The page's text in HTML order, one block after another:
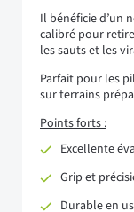
Il bénéficie d’un
calibré pour
les sauts et les
Parfait pour les
sur terrains
Points forts :
Excellente
Grip et
Durable en